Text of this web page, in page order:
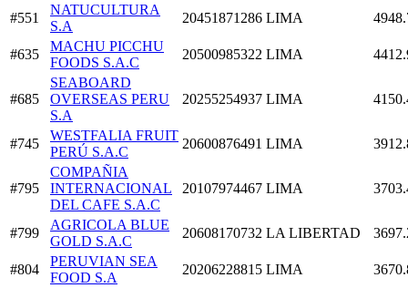
#551
NATUCULTURA
S.A
20451871286 LIMA
#635
MACHU PICCHU
FOODS S.A.C
20500985322 LIMA
#685
SEABOARD
OVERSEAS PERU
S.A
20255254937 LIMA
#745
WESTFALIA FRUIT
PERÚ S.A.C
20600876491 LIMA
#795
COMPAÑIA
INTERNACIONAL
DEL CAFE S.A.C
20107974467 LIMA
#799
AGRICOLA BLUE
GOLD S.A.C
20608170732 LA LIBERTAD
#804
PERUVIAN SEA
FOOD S.A
20206228815 LIMA